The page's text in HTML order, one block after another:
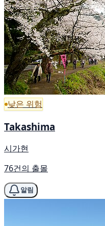
낮은 위험
Takashima
시가현
76건의 출몰
알림